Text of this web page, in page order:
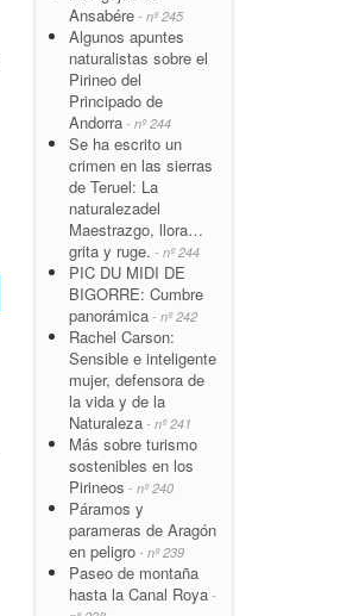
Ansabére - nº 245
Algunos apuntes
naturalistas sobre el
Pirineo del
Principado de
Andorra - nº 244
Se ha escrito un
crimen en las sierras
de Teruel: La
naturalezadel
Maestrazgo, llora…
grita y ruge. - nº 244
PIC DU MIDI DE
BIGORRE: Cumbre
panorámica - nº 242
Rachel Carson:
Sensible e inteligente
mujer, defensora de
la vida y de la
Naturaleza - nº 241
Más sobre turismo
sostenibles en los
Pirineos - nº 240
Páramos y
parameras de Aragón
en peligro - nº 239
Paseo de montaña
hasta la Canal Roya -